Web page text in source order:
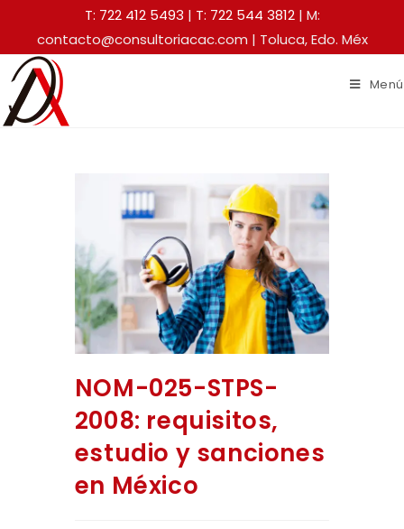
T: 722 412 5493 | T: 722 544 3812| M:
contacto@consultoriacac.com | Toluca, Edo. Méx
Menú
NOM-025-STPS-
2008: requisitos,
estudio y sanciones
en México